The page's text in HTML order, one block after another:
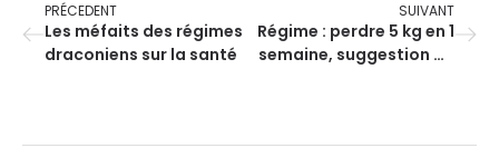
PRÉCEDENT
Les méfaits des régimes
draconiens sur la santé
SUIVANT
Régime : perdre 5 kg en 1
semaine, suggestion de